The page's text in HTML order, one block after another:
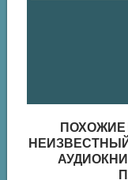
ПОХОЖИЕ